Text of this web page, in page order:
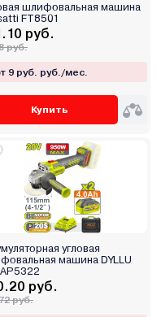
шлифовальная машина
FT8501
руб.
руб.
9 руб. руб./мес.
Купить
угловая
машина DYLLU
руб.
руб.